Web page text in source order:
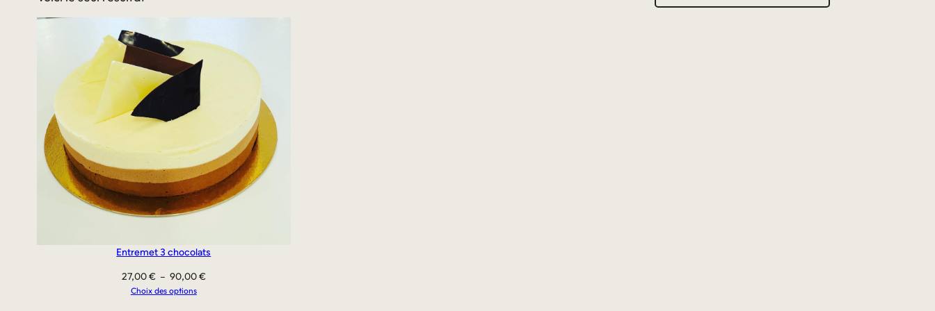
Entremet 3 chocolats
27,00€ – 90,00€Plage
Choix des options